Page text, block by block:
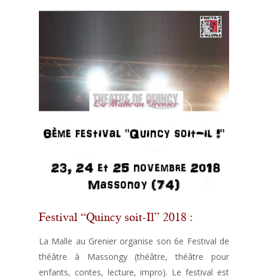
Festival “Quincy soit-Il” 2018 :
La Malle au Grenier organise son 6e Festival de
théâtre à Massongy (théâtre, théâtre pour
enfants, contes, lecture, impro). Le festival est